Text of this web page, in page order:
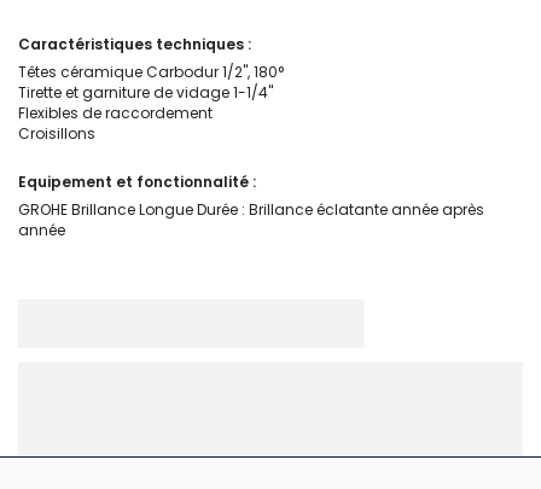
Caractéristiques techniques :
Têtes céramique Carbodur 1/2'', 180°
Tirette et garniture de vidage 1-1/4''
Flexibles de raccordement
Croisillons
Equipement et fonctionnalité :
GROHE Brillance Longue Durée : Brillance éclatante année après
année